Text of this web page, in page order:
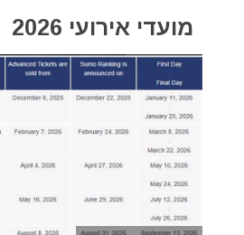
מועדי אירועי 2026